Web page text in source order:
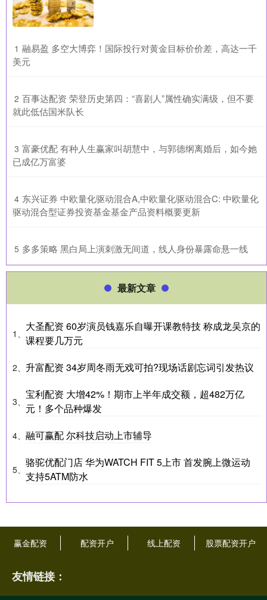
1 ​融易盈 多空大博弈！国际投行对黄金目标价价差，高达一千
美元
2 ​百事达配资 荣登历史第四：“喜剧人”属性确实满级，但不要
就此低估国米队长
3 ​富豪优配 有种人生赢家叫胡慧中，与郭德纲离婚后，如今她
已成亿万富婆
4 ​东兴证券 中欧量化驱动混合A,中欧量化驱动混合C: 中欧量化
驱动混合型证券投资基金基金产品资料概要更新
5 ​多多策略 黑白局上演刺激无间道，线人身份暴露命悬一线
最新文章
1、
大圣配资 60岁演员钱嘉乐自曝开课教特技 称成龙吴京的
课程要几万元
2、 升富配资 34岁周冬雨无戏可拍?现场话剧忘词引发热议
3、
宝利配资 大增42%！期市上半年成交额，超482万亿
元！多个品种爆发
4、 融可赢配 尔科技启动上市辅导
5、
骆驼优配门店 华为WATCH FIT 5上市 首发腕上微运动
支持5ATM防水
赢金配资 配资开户 线上配资 股票配资开户
友情链接：